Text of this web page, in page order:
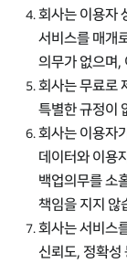
회사는 이용자
서비스를 매개
의무가 없으며,
회사는 무료로
특별한 규정이
회사는 이용자
데이터와 이용
백업의무를 소
책임을 지지 않
회사는 서비스
신뢰도, 정확성